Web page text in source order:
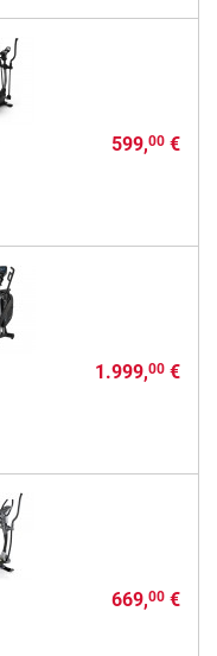
599,00€
1.999,00€
669,00€